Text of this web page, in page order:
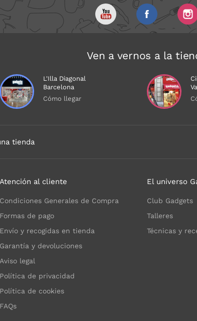
Ven a vernos a la
L'Illa Diagonal
Barcelona
Cómo llegar
tienda
Atención al cliente
Condiciones Generales de Compra
Formas de pago
Envío y recogidas en tienda
Garantía y devoluciones
Aviso legal
Política de privacidad
Política de cookies
FAQs
El universo
Club Gadgets
Talleres
Técnicas y